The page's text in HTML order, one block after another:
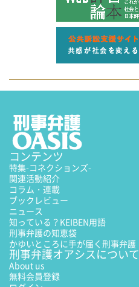
コンテンツ
特集-コネクションズ-
関連活動紹介
コラム・連載
ブックレビュー
ニュース
知っている？KEIBEN用語
刑事弁護の知恵袋
かゆいところに手が届く刑事弁護
刑事弁護オアシスについて
About us
無料会員登録